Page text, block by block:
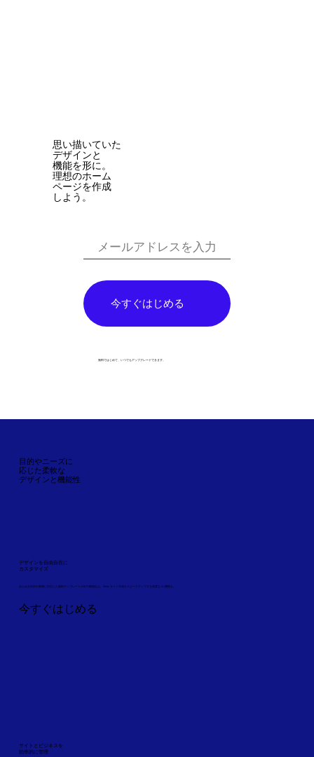
思い描いていた
デザインと
機能を形に。
理想のホーム
ページを作成
しよう。
今すぐはじめる
無料ではじめて、いつでもアップグレードできます。
目的やニーズに
応じた柔軟な
デザインと機能性
デザインを自由自在に
カスタマイズ
あらゆる目的や業種に対応した無料テンプレートが800種類以上。Web サイト作成をスピードアップする高度な AI 機能も。
今すぐはじめる
サイトとビジネスを
効率的に管理